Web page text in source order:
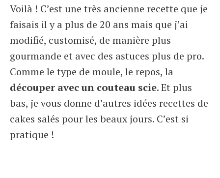
Voilà ! C’est une très ancienne recette que je
faisais il y a plus de 20 ans mais que j’ai
modifié, customisé, de manière plus
gourmande et avec des astuces plus de pro.
Comme le type de moule, le repos, la
découper avec un couteau scie. Et plus
bas, je vous donne d’autres idées recettes de
cakes salés pour les beaux jours. C’est si
pratique !